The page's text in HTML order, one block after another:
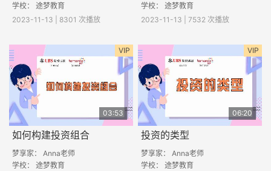
学校： 途梦教育
2023-11-13 | 8301 次播放
学校： 途梦教育
2023-11-13 | 7532 次播放
VIP
03:53
如何构建投资组合
梦享家： Anna老师
学校： 途梦教育
VIP
06:20
投资的类型
梦享家： Anna老师
学校： 途梦教育